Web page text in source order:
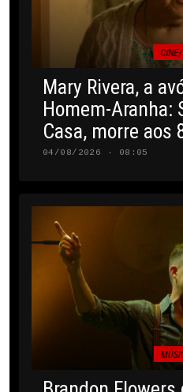
Mary Rivera, a
Homem-Aranha:
Casa, morre aos
04/08/2026 · 08:05